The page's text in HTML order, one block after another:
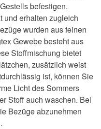
befestigen.
und erhalten zugleich
wurden aus feinen
Gewebe besteht aus
Stoffmischung bietet
zusätzlich weist
ist, können Sie
Licht des Sommers
Stoff auch waschen. Bei
Bezüge abzunehmen